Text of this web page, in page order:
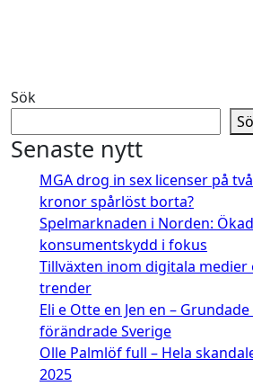
Sök
Senaste nytt
MGA drog in sex licenser på
kronor spårlöst borta?
Spelmarknaden i Norden:
konsumentskydd i fokus
Tillväxten inom digitala medier
trender
Eli e Otte en Jen en – Grundade
förändrade Sverige
Olle Palmlöf full – Hela
2025